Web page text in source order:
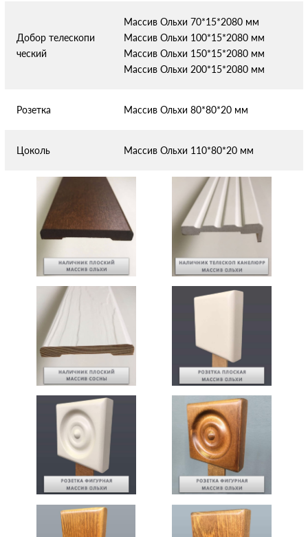
Добор телескопи
ческий
Массив Ольхи 70*15*2080 мм
Массив Ольхи 100*15*2080 мм
Массив Ольхи 150*15*2080 мм
Массив Ольхи 200*15*2080 мм
Розетка Массив Ольхи 80*80*20 мм
Цоколь Массив Ольхи 110*80*20 мм